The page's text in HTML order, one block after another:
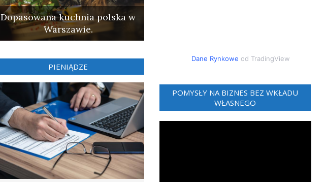
Dopasowana kuchnia polska w
Warszawie.
PIENIĄDZE
Dane Rynkowe od TradingView
POMYSŁY NA BIZNES BEZ WKŁADU
WŁASNEGO